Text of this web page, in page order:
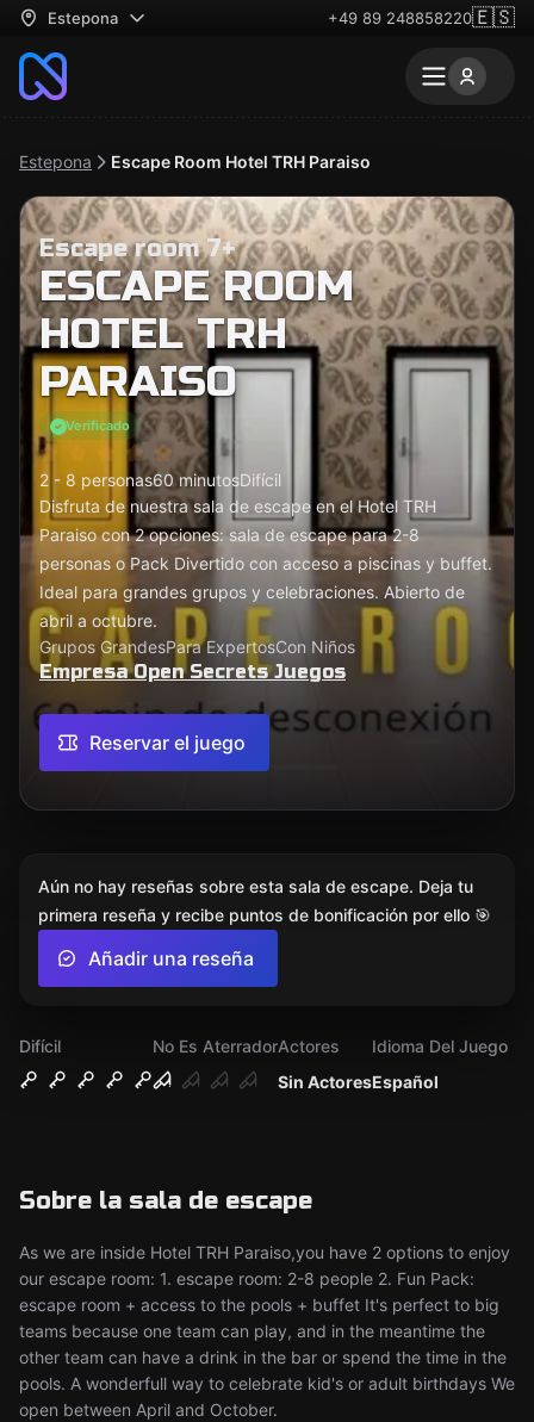
Estepona +49 89 248858220🇪🇸
Estepona Escape Room Hotel TRH Paraiso
Escape room 7+
ESCAPE ROOM
HOTEL TRH
PARAISO
Verificado
2 - 8 personas60 minutosDifícil
Disfruta de nuestra sala de escape en el Hotel TRH
Paraiso con 2 opciones: sala de escape para 2-8
personas o Pack Divertido con acceso a piscinas y buffet.
Ideal para grandes grupos y celebraciones. Abierto de
abril a octubre.
Grupos GrandesPara ExpertosCon Niños
Empresa Open Secrets Juegos
Reservar el juego
Difícil
No Es Aterrador
Sin Actores
Actores
Español
Idioma Del Juego
Sobre la sala de escape
As we are inside Hotel TRH Paraiso,you have 2 options to enjoy
our escape room: 1. escape room: 2-8 people 2. Fun Pack:
escape room + access to the pools + buffet It's perfect to big
teams because one team can play, and in the meantime the
other team can have a drink in the bar or spend the time in the
pools. A wonderfull way to celebrate kid's or adult birthdays We
open between April and October.
Aún no hay reseñas sobre esta sala de escape. Deja tu
primera reseña y recibe puntos de bonificación por ello 🎯
Añadir una reseña